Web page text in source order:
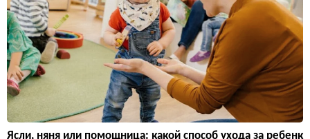
Ясли, няня или помощница: какой способ ухода за ребенк